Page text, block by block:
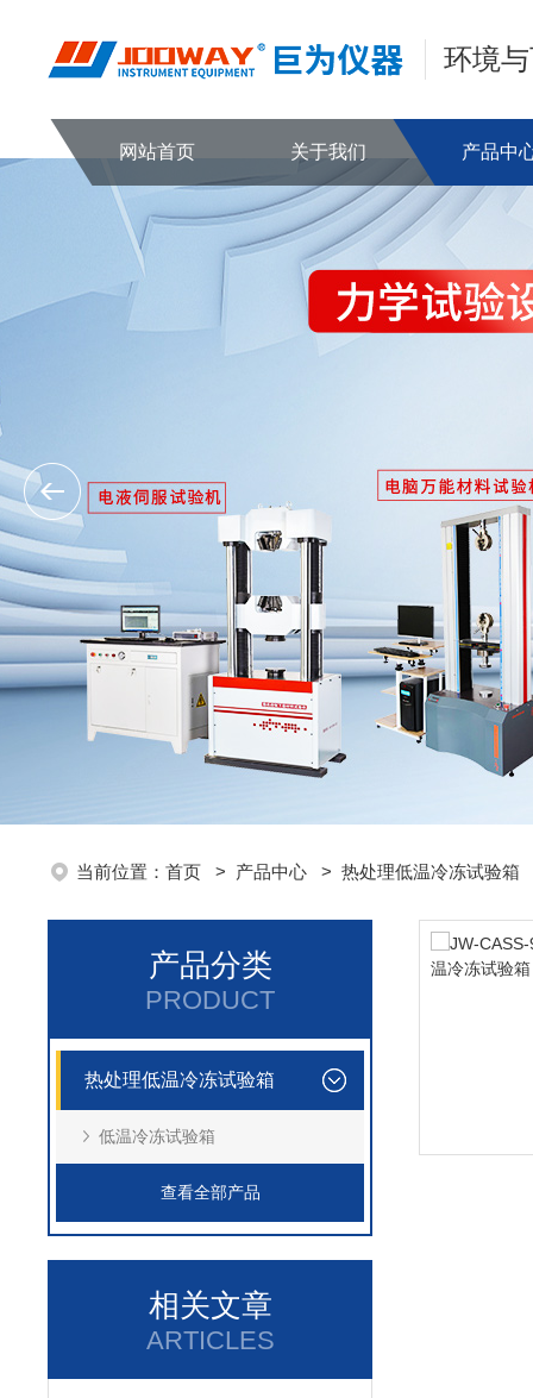
环境
网站首页 关于我们 产品中
当前位置： 首页 > 产品中心 > 热处理低温冷冻试验箱
产品分类
PRODUCT
热处理低温冷冻试验箱
低温冷冻试验箱
查看全部产品
相关文章
ARTICLES